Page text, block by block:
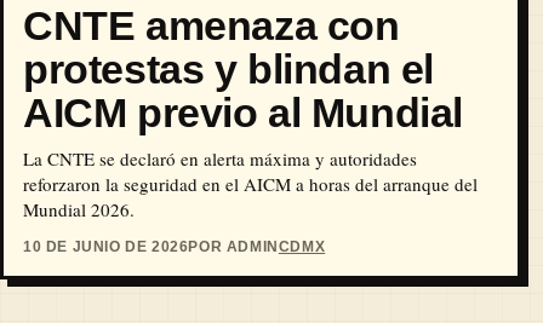
CNTE amenaza con
protestas y blindan el
AICM previo al Mundial
La CNTE se declaró en alerta máxima y autoridades
reforzaron la seguridad en el AICM a horas del arranque del
Mundial 2026.
10 DE JUNIO DE 2026POR ADMIN CDMX